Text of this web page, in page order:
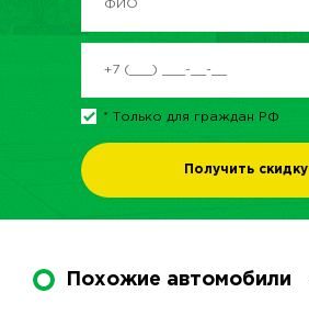
* Только для граждан РФ
Получить скидку
Похожие автомобили